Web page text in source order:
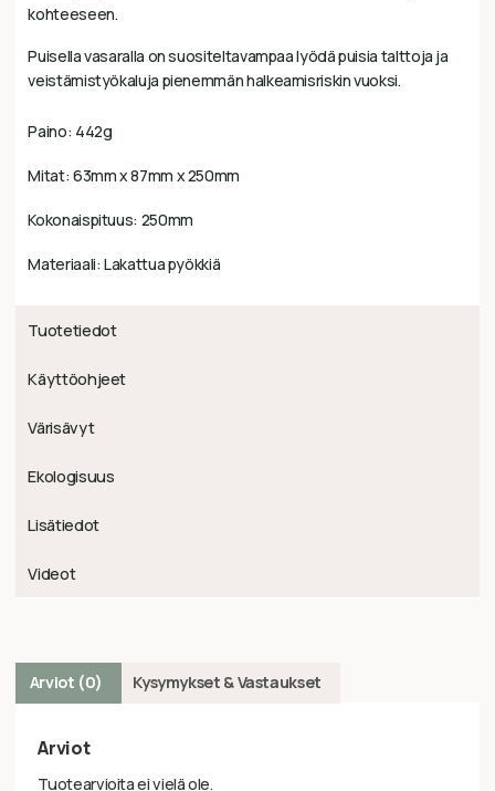
kohteeseen.
Puisella vasaralla on suositeltavampaa lyödä puisia talttoja ja
veistämistyökaluja pienemmän halkeamisriskin vuoksi.
Paino: 442g
Mitat: 63mm x 87mm x 250mm
Kokonaispituus: 250mm
Materiaali: Lakattua pyökkiä
Tuotetiedot
Käyttöohjeet
Värisävyt
Ekologisuus
Lisätiedot
Videot
Arviot (0) Kysymykset & Vastaukset
Arviot
Tuotearvioita ei vielä ole.